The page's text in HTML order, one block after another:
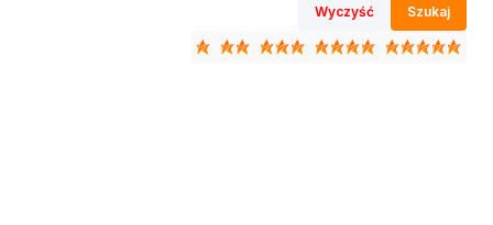
Wyczyść Szukaj